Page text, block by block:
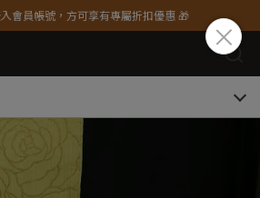
會員帳號，方可享有專屬折扣優惠 🎁